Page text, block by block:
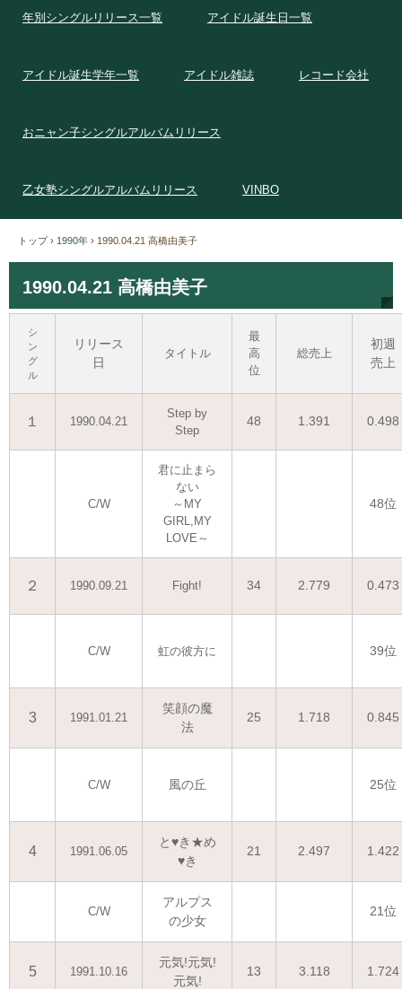
年別シングルリリース一覧 アイドル誕生日一覧
アイドル誕生学年一覧 アイドル雑誌 レコード会社
おニャン子シングルアルバムリリース
乙女塾シングルアルバムリリース VINBO
トップ › 1990年 › 1990.04.21 高橋由美子
1990.04.21 高橋由美子
シ
ン
グ
ル
リリース
日
タイトル
最
高
位
総売上
初週
売上
１ 1990.04.21
Step by
Step
48 1.391 0.498
C/W
君に止まら
ない
～MY
GIRL,MY
LOVE～
48位
２ 1990.09.21 Fight! 34 2.779 0.473
C/W 虹の彼方に 39位
3 1991.01.21
笑顔の魔
法
25 1.718 0.845
C/W 風の丘 25位
4 1991.06.05
と♥き★め
♥き
21 2.497 1.422
C/W
アルプス
の少女
21位
5 1991.10.16
元気!元気!
元気!
13 3.118 1.724